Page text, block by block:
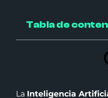
Tabla de
La Inteligencia